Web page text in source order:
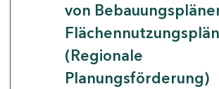
von
(Regionale
Planungsförderung)